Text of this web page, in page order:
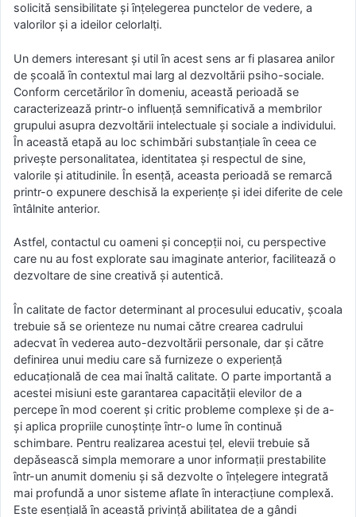
solicitǎ sensibilitate şi ȋnṭelegerea punctelor de vedere, a
valorilor şi a ideilor celorlalṭi.
Un demers interesant şi util ȋn acest sens ar fi plasarea anilor
de şcoalǎ ȋn contextul mai larg al dezvoltǎrii psiho-sociale.
Conform cercetǎrilor ȋn domeniu, aceastǎ perioadǎ se
caracterizeazǎ printr-o influenṭǎ semnificativǎ a membrilor
grupului asupra dezvoltǎrii intelectuale şi sociale a individului.
În aceastǎ etapǎ au loc schimbǎri substanṭiale ȋn ceea ce
priveşte personalitatea, identitatea şi respectul de sine,
valorile şi atitudinile. În esenṭǎ, aceasta perioadǎ se remarcǎ
printr-o expunere deschisǎ la experienṭe şi idei diferite de cele
ȋntâlnite anterior.
Astfel, contactul cu oameni şi concepṭii noi, cu perspective
care nu au fost explorate sau imaginate anterior, faciliteazǎ o
dezvoltare de sine creativǎ şi autenticǎ.
În calitate de factor determinant al procesului educativ, şcoala
trebuie sǎ se orienteze nu numai cǎtre crearea cadrului
adecvat ȋn vederea auto-dezvoltǎrii personale, dar şi cǎtre
definirea unui mediu care sǎ furnizeze o experienṭǎ
educaṭionalǎ de cea mai ȋnaltǎ calitate. O parte importantǎ a
acestei misiuni este garantarea capacitǎṭii elevilor de a
percepe ȋn mod coerent şi critic probleme complexe şi de a-
şi aplica propriile cunoştinṭe ȋntr-o lume ȋn continuǎ
schimbare. Pentru realizarea acestui ṭel, elevii trebuie sǎ
depǎseascǎ simpla memorare a unor informaṭii prestabilite
ȋntr-un anumit domeniu şi sǎ dezvolte o ȋnṭelegere integratǎ
mai profundǎ a unor sisteme aflate ȋn interacṭiune complexǎ.
Este esenṭialǎ ȋn aceastǎ privinṭǎ abilitatea de a gândi